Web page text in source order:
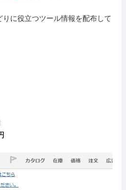
に役立つツール情報を配布して